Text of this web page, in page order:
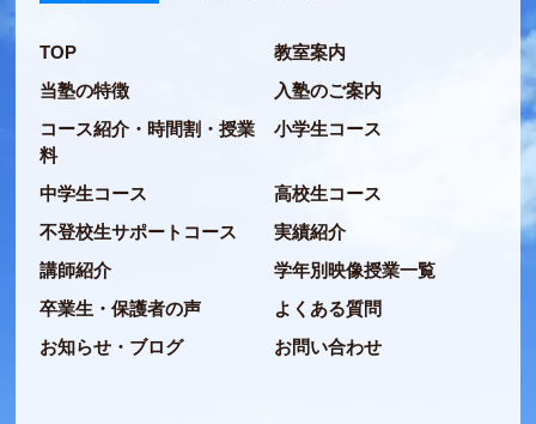
TOP
教室案内
当塾の特徴
入塾のご案内
コース紹介・時間割・授業
料
小学生コース
中学生コース
高校生コース
不登校生サポートコース
実績紹介
講師紹介
学年別映像授業一覧
卒業生・保護者の声
よくある質問
お知らせ・ブログ
お問い合わせ